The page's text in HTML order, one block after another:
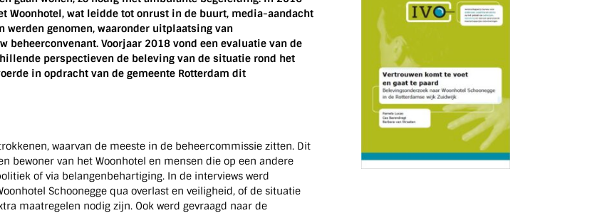
Woonhotel, wat leidde tot onrust in de buurt, media-aandacht
werden genomen, waaronder uitplaatsing van
Voorjaar 2018 vond een evaluatie van de
perspectieven de beleving van de situatie rond het
in opdracht van de gemeente Rotterdam dit
waarvan de meeste in de beheercommissie zitten. Dit
bewoner van het Woonhotel en mensen die op een andere
of via belangenbehartiging. In de interviews werd
Schoonegge qua overlast en veiligheid, of de situatie
maatregelen nodig zijn. Ook werd gevraagd naar de